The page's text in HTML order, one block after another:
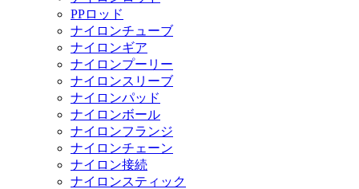
PPロッド
ナイロンチューブ
ナイロンギア
ナイロンプーリー
ナイロンスリーブ
ナイロンパッド
ナイロンボール
ナイロンフランジ
ナイロンチェーン
ナイロン接続
ナイロンスティック